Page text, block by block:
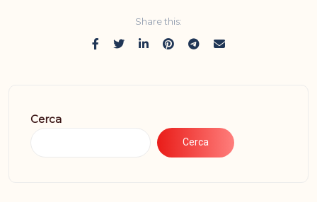
Share this:
Cerca
Cerca